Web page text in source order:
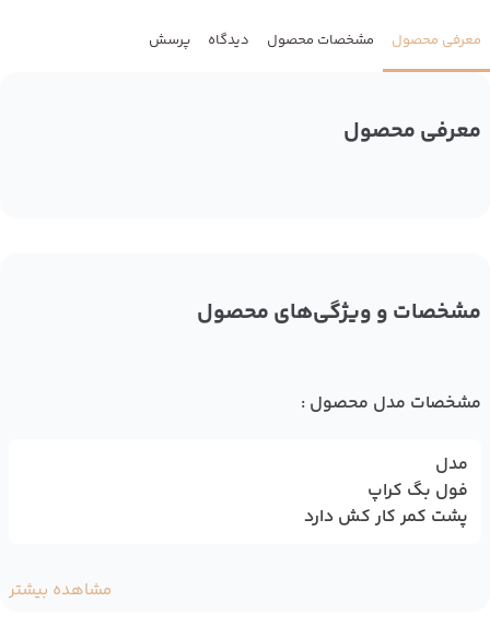
معرفی محصول مشخصات محصول دیدگاه پرسش
معرفی محصول
مشخصات و ویژگی‌های محصول
مشخصات مدل محصول :
مدل
فول بگ کراپ
پشت کمر کار کش دارد
مشاهده بیشتر